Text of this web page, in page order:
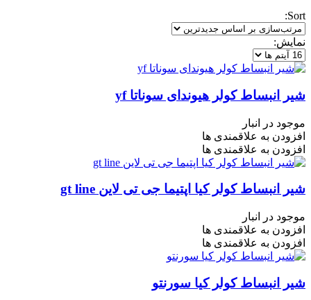
جدیدترین
Sort:
نمایش:
شیر انبساط کولر هیوندای سوناتا yf
موجود در انبار
افزودن به علاقمندی ها
افزودن به علاقمندی ها
شیر انبساط کولر کیا اپتیما جی تی لاین gt line
موجود در انبار
افزودن به علاقمندی ها
افزودن به علاقمندی ها
شیر انبساط کولر کیا سورنتو